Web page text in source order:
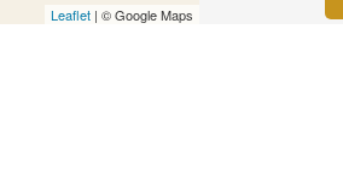
Leaflet | © Google Maps